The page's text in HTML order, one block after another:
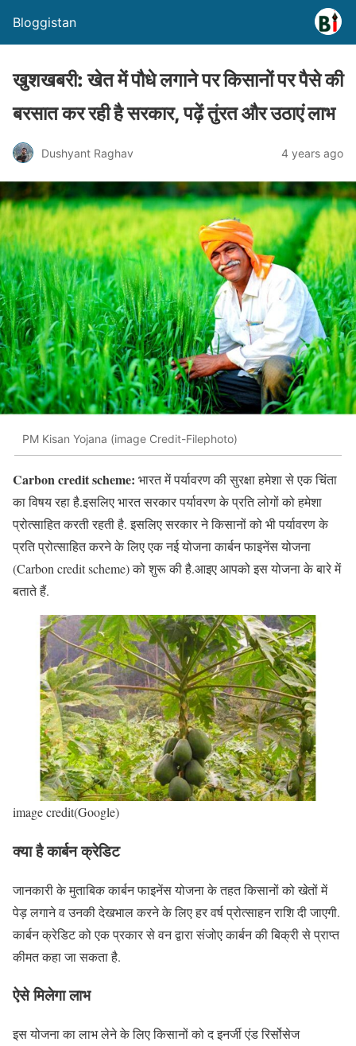
Bloggistan
खुशखबरी: खेत में पौधे लगाने पर किसानों पर पैसे की
बरसात कर रही है सरकार, पढ़ें तुंरत और उठाएं लाभ
Dushyant Raghav 4 years ago
PM Kisan Yojana (image Credit-Filephoto)
Carbon credit scheme: भारत में पर्यावरण की सुरक्षा हमेशा से एक चिंता
का विषय रहा है.इसलिए भारत सरकार पर्यावरण के प्रति लोगों को हमेशा
प्रोत्साहित करती रहती है. इसलिए सरकार ने किसानों को भी पर्यावरण के
प्रति प्रोत्साहित करने के लिए एक नई योजना कार्बन फाइनेंस योजना
(Carbon credit scheme) को शुरू की है.आइए आपको इस योजना के बारे में
बताते हैं.
image credit(Google)
क्या है कार्बन क्रेडिट
जानकारी के मुताबिक कार्बन फाइनेंस योजना के तहत किसानों को खेतों में
पेड़ लगाने व उनकी देखभाल करने के लिए हर वर्ष प्रोत्साहन राशि दी जाएगी.
कार्बन क्रेडिट को एक प्रकार से वन द्वारा संजोए कार्बन की बिक्री से प्राप्त
कीमत कहा जा सकता है.
ऐसे मिलेगा लाभ
इस योजना का लाभ लेने के लिए किसानों को द इनर्जी एंड रिर्सोसेज